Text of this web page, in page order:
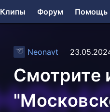
Клипы Форум Помощь
Neonavt
Смотрите